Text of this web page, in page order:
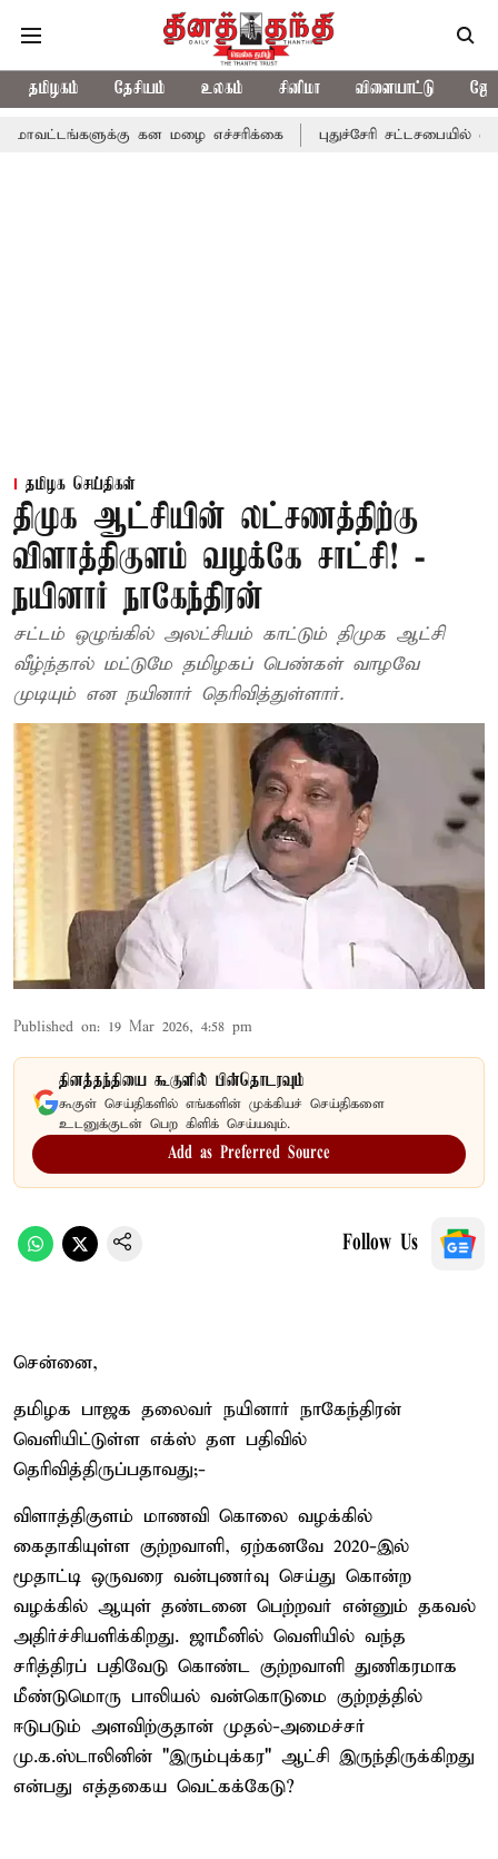
தமிழகம் தேசியம் உலகம் சினிமா விளையாட்டு
கன மழை எச்சரிக்கை புதுச்சேரி சட்டசபையில் வரும் 24ம்
தமிழக செய்திகள்
திமுக ஆட்சியின் லட்சணத்திற்கு
விளாத்திகுளம் வழக்கே சாட்சி! -
நயினார் நாகேந்திரன்
சட்டம் ஒழுங்கில் அலட்சியம் காட்டும் திமுக ஆட்சி
வீழ்ந்தால் மட்டுமே தமிழகப் பெண்கள் வாழவே
முடியும் என நயினார் தெரிவித்துள்ளார்.
Published on: 19 Mar 2026, 4:58 pm
தினத்தந்தியை கூகுளில் பின்தொடரவும்
கூகுள் செய்திகளில் எங்களின் முக்கியச் செய்திகளை
உடனுக்குடன் பெற கிளிக் செய்யவும்.
Add as Preferred Source
Follow Us
சென்னை,
தமிழக பாஜக தலைவர் நயினார் நாகேந்திரன்
வெளியிட்டுள்ள எக்ஸ் தள பதிவில்
தெரிவித்திருப்பதாவது;-
விளாத்திகுளம் மாணவி கொலை வழக்கில்
கைதாகியுள்ள குற்றவாளி, ஏற்கனவே 2020-இல்
மூதாட்டி ஒருவரை வன்புணர்வு செய்து கொன்ற
வழக்கில் ஆயுள் தண்டனை பெற்றவர் என்னும் தகவல்
அதிர்ச்சியளிக்கிறது. ஜாமீனில் வெளியில் வந்த
சரித்திரப் பதிவேடு கொண்ட குற்றவாளி துணிகரமாக
மீண்டுமொரு பாலியல் வன்கொடுமை குற்றத்தில்
ஈடுபடும் அளவிற்குதான் முதல்-அமைச்சர்
மு.க.ஸ்டாலினின் "இரும்புக்கர" ஆட்சி இருந்திருக்கிறது
என்பது எத்தகைய வெட்கக்கேடு?